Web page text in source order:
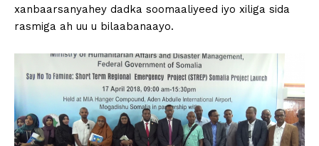
xanbaarsanyahey dadka soomaaliyeed iyo xiliga sida
rasmiga ah uu u bilaabanaayo.